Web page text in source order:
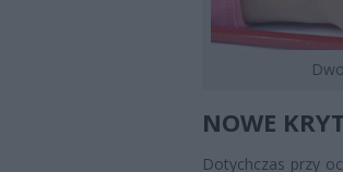
NOWE
Dotychczas przy